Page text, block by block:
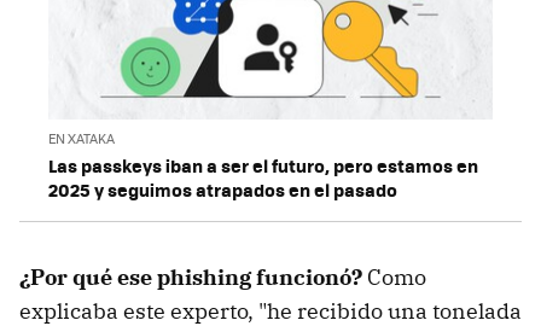
EN XATAKA
Las passkeys iban a ser el futuro, pero estamos en
2025 y seguimos atrapados en el pasado
¿Por qué ese phishing funcionó? Como
explicaba este experto, "he recibido una tonelada